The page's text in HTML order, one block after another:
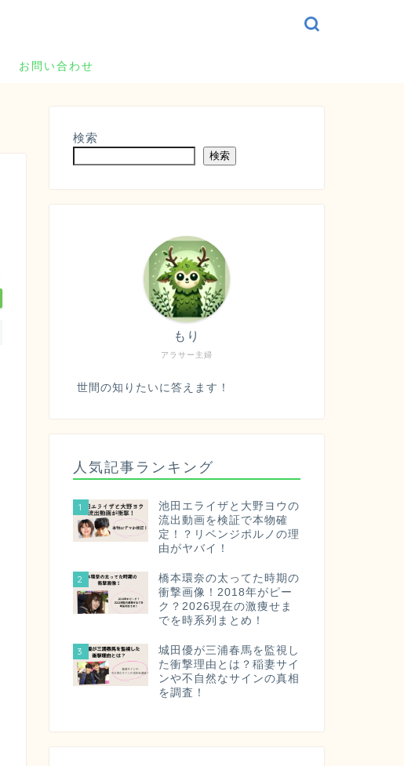
お問い合わせ
検索
検索
アラサー主婦
もり
世間の知りたいに答えます！
人気記事ランキング
1
池田エライザと大野ヨウの
流出動画を検証で本物確
定！？リベンジポルノの理
由がヤバイ！
2
橋本環奈の太ってた時期の
衝撃画像！2018年がピー
ク？2026現在の激痩せま
でを時系列まとめ！
3
城田優が三浦春馬を監視し
た衝撃理由とは？稲妻サイ
ンや不自然なサインの真相
を調査！